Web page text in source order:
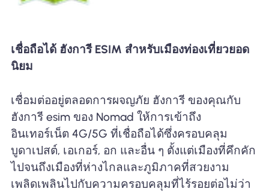
เชื่อถือได้ ฮังการี ESIM สำหรับเมืองท่องเที่ยวยอด
นิยม
เชื่อมต่ออยู่ตลอดการผจญภัย ฮังการี ของคุณกับ
ฮังการี esim ของ Nomad ให้การเข้าถึง
อินเทอร์เน็ต 4G/5G ที่เชื่อถือได้ซึ่งครอบคลุม
บูดาเปสต์, เอเกอร์, อก และอื่น ๆ ตั้งแต่เมืองที่คึกคัก
ไปจนถึงเมืองที่ห่างไกลและภูมิภาคที่สวยงาม
เพลิดเพลินไปกับความครอบคลุมที่ไร้รอยต่อไม่ว่า